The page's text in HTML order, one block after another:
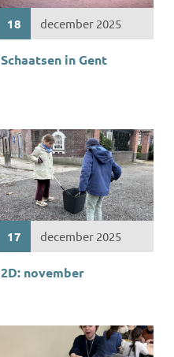
18 december 2025
Schaatsen in Gent
17 december 2025
2D: november